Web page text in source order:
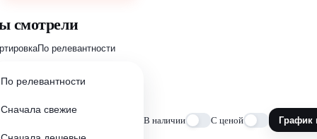
смотрели
По релевантности
По релевантности
Сначала свежие
В наличии С ценой График